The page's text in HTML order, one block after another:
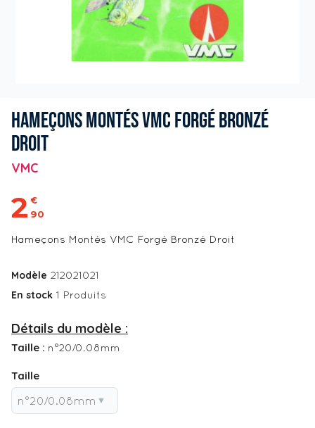
HAMEÇONS MONTÉS VMC FORGÉ BRONZÉ
DROIT
VMC
2 €
90
Hameçons Montés VMC Forgé Bronzé Droit
Modèle 212021021
En stock 1 Produits
Détails du modèle :
Taille : n°20/0.08mm
Taille